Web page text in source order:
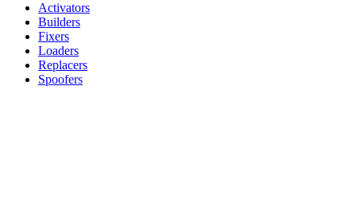
Activators
Builders
Fixers
Loaders
Replacers
Spoofers